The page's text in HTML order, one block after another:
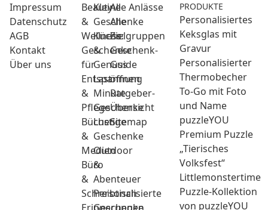
Impressum
Datenschutz
AGB
Kontakt
Über uns
Beauty
&
Wellness:
Geschenke
für
Entspannung
&
Pflege
Bücher
&
Medien
Büro
&
Schreibtisch
Kleine
Geschenke
Küche
&
Genuss
Last
Minute
Geschenke
Lustige
Geschenke
Outdoor
&
Abenteuer
Personalisierte
Alle Anlässe
Alle
Zielgruppen
Geschenk-
Guide
öffnen
Ratgeber-
Übersicht
Sitemap
PRODUKTE
Personalisiertes
Keksglas mit
Gravur
Personalisierter
Thermobecher
To-Go mit Foto
und Name
puzzleYOU
Premium Puzzle
„Tierisches
Volksfest“
Littlemonstertime
Puzzle-Kollektion
von puzzleYOU